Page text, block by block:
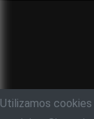
Utilizamos
©